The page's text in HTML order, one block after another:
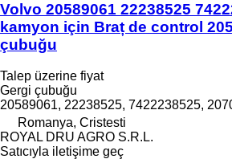
Volvo 20589061 22238525
kamyon için Braț de control
çubuğu
Talep üzerine fiyat
Gergi çubuğu
20589061, 22238525, 7422238525,
Romanya, Cristesti
ROYAL DRU AGRO S.R.L.
Satıcıyla iletişime geç